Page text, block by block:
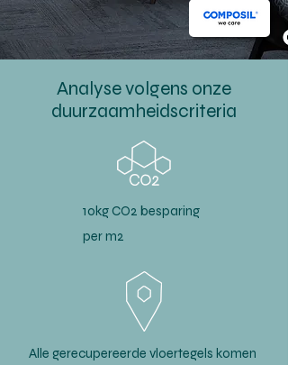
Analyse volgens onze
duurzaamheidscriteria
10kg CO2 besparing
per m2
Alle gerecupereerde vloertegels komen